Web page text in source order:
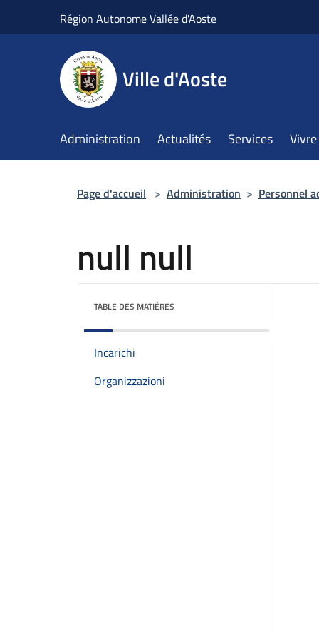
Région Autonome Vallée d'Aoste
Ville d'Aoste
Administration Actualités Services
Page d'accueil > Administration > Personnel
null null
TABLE DES MATIÈRES
Incarichi
Organizzazioni